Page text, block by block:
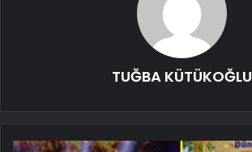
TUĞBA KÜTÜKOĞLU